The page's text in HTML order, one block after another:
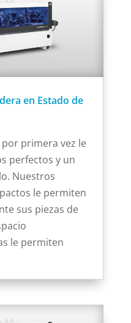
en Estado de
primera vez le
perfectos y un
Nuestros
le permiten
sus piezas de
le permiten